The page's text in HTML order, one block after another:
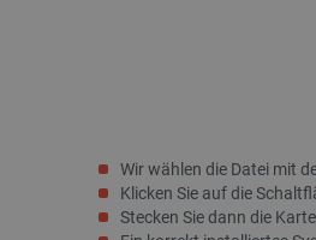
Wir wählen die Datei mit
Klicken Sie auf die
Stecken Sie dann die